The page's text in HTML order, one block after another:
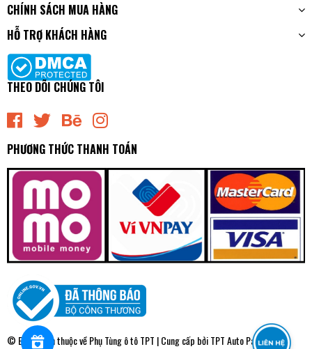
CHÍNH SÁCH MUA HÀNG
HỖ TRỢ KHÁCH HÀNG
THEO DÕI CHÚNG TÔI
PHƯƠNG THỨC THANH TOÁN
© Bản quyền thuộc vềPhụ Tùng ô tô TPT | Cung cấp bởiTPT Auto Parts
WPT010V Bơm Nước Toyota CAMRY - CORONA 1.8-2.0 88-
94 CAMRY 2.2 VN 3S 98-02 AISIN - Japan
0₫